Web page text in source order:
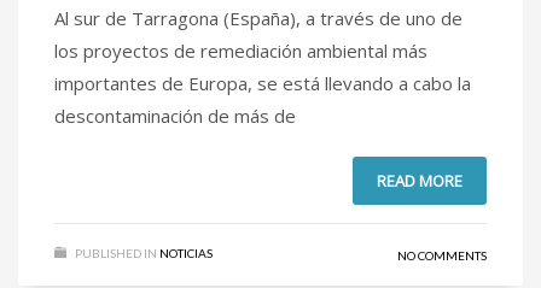
Al sur de Tarragona (España), a través de uno de
los proyectos de remediación ambiental más
importantes de Europa, se está llevando a cabo la
descontaminación de más de
READ MORE
PUBLISHED IN NOTICIAS NO COMMENTS